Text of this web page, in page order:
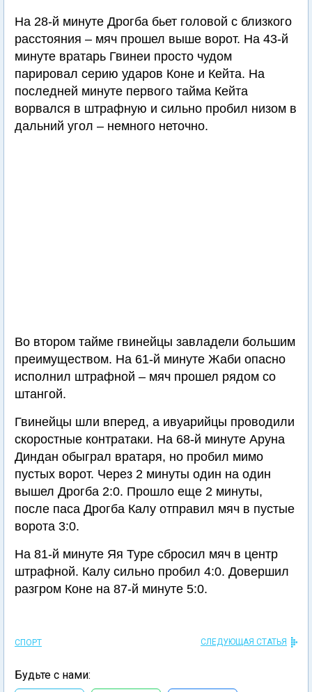
На 28-й минуте Дрогба бьет головой с близкого
расстояния – мяч прошел выше ворот. На 43-й
минуте вратарь Гвинеи просто чудом
парировал серию ударов Коне и Кейта. На
последней минуте первого тайма Кейта
ворвался в штрафную и сильно пробил низом в
дальний угол – немного неточно.
Во втором тайме гвинейцы завладели большим
преимуществом. На 61-й минуте Жаби опасно
исполнил штрафной – мяч прошел рядом со
штангой.
Гвинейцы шли вперед, а ивуарийцы проводили
скоростные контратаки. На 68-й минуте Аруна
Диндан обыграл вратаря, но пробил мимо
пустых ворот. Через 2 минуты один на один
вышел Дрогба 2:0. Прошло еще 2 минуты,
после паса Дрогба Калу отправил мяч в пустые
ворота 3:0.
На 81-й минуте Яя Туре сбросил мяч в центр
штрафной. Калу сильно пробил 4:0. Довершил
разгром Коне на 87-й минуте 5:0.
СПОРТ СЛЕДУЮЩАЯ СТАТЬЯ
Будьте с нами: